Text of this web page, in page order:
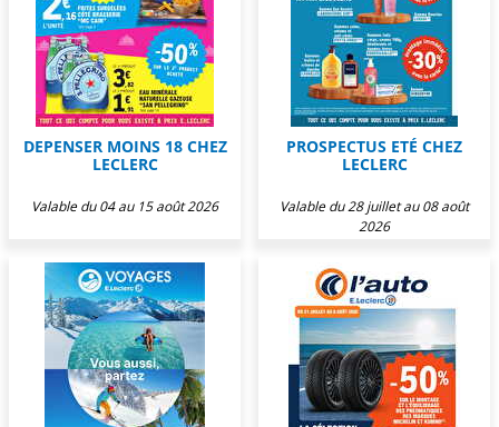
DEPENSER MOINS 18 CHEZ
LECLERC
Valable du 04 au 15 août 2026
PROSPECTUS ETÉ CHEZ
LECLERC
Valable du 28 juillet au 08 août
2026